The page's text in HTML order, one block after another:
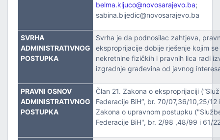
I SAOBRAĆAJ
belma.kljuco@novosarajevo.ba;
sabina.bijedic@novosarajevo.ba
SVRHA
ADMINISTRATIVNOG
POSTUPKA
Svrha je da podnosilac zahtjeva,
eksproprijacije dobije rješenje kojim
nekretnine fizičkih i pravnih lica radi
izgradnje građevina od javnog
PRAVNI OSNOV
ADMINISTRATIVNOG
POSTUPKA
Član 21. Zakona o eksproprijaciji
Federacije BiH“, br. 70/07,36/10,25/
Zakona o upravnom postupku
Federacije BiH", br. 2/98 ,48/99 i 61/